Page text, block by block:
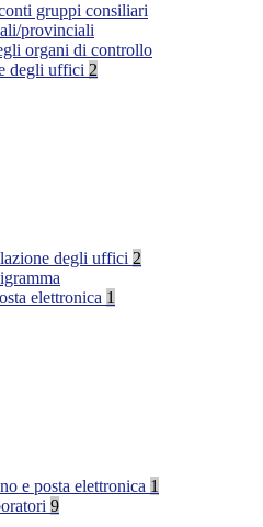
gruppi consiliari
provinciali
organi di controllo
degli uffici 2
degli uffici 2
elettronica 1
e posta elettronica 1
9